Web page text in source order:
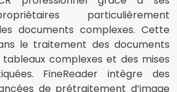
particulièrement
documents complexes. Cette
le traitement des documents
complexes et des mises
FineReader intègre des
de prétraitement d’image